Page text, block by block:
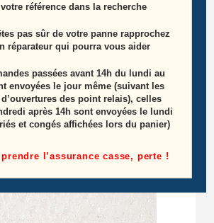
Secteur Télé Haier
LT32R3B
référence dans la recherche
pas sûr de votre panne rapprochez
réparateur qui pourra vous aider
passées avant 14h du lundi au
envoyées le jour même (suivant les
des point relais), celles
après 14h sont envoyées le lundi
et congés affichées lors du panier)
l’assurance casse, perte !